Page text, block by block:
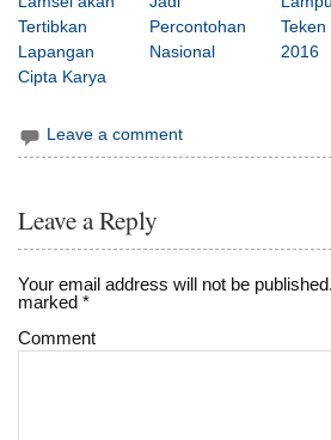
Tertibkan
Lapangan
Cipta Karya
Percontohan
Nasional
Teken
2016
Leave a comment
Leave a Reply
Your email address will not be published.
marked*
Comment